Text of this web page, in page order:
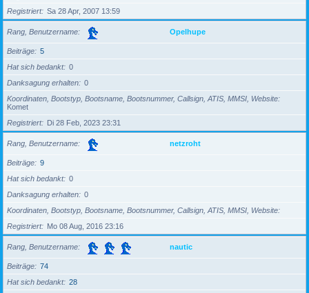
Registriert
Sa 28 Apr, 2007 13:59
Rang, Benutzername Opelhupe
Beiträge
5
Hat sich bedankt
0
Danksagung erhalten
0
Koordinaten, Bootstyp, Bootsname, Bootsnummer, Callsign, ATIS, MMSI, Website
Komet
Registriert
Di 28 Feb, 2023 23:31
Rang, Benutzername netzroht
Beiträge
9
Hat sich bedankt
0
Danksagung erhalten
0
Koordinaten, Bootstyp, Bootsname, Bootsnummer, Callsign, ATIS, MMSI, Website
Registriert
Mo 08 Aug, 2016 23:16
Rang, Benutzername nautic
Beiträge
74
Hat sich bedankt
28